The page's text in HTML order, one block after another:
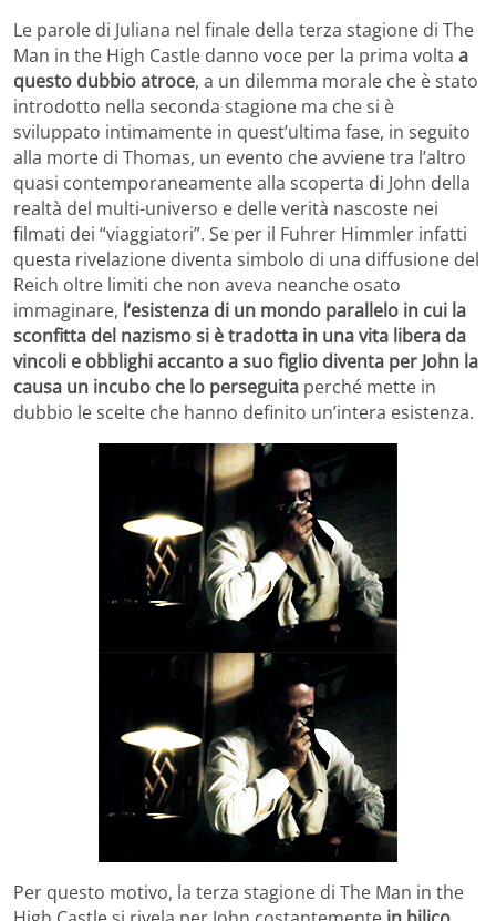
Le parole di Juliana nel finale della terza stagione di The
Man in the High Castle danno voce per la prima volta a
questo dubbio atroce, a un dilemma morale che è stato
introdotto nella seconda stagione ma che si è
sviluppato intimamente in quest’ultima fase, in seguito
alla morte di Thomas, un evento che avviene tra l’altro
quasi contemporaneamente alla scoperta di John della
realtà del multi-universo e delle verità nascoste nei
filmati dei “viaggiatori”. Se per il Fuhrer Himmler infatti
questa rivelazione diventa simbolo di una diffusione del
Reich oltre limiti che non aveva neanche osato
immaginare, l’esistenza di un mondo parallelo in cui la
sconfitta del nazismo si è tradotta in una vita libera da
vincoli e obblighi accanto a suo figlio diventa per John la
causa un incubo che lo perseguita perché mette in
dubbio le scelte che hanno definito un’intera esistenza.
Per questo motivo, la terza stagione di The Man in the